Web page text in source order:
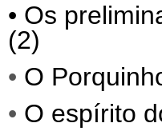
• Os
(2)
• O
• O espírito